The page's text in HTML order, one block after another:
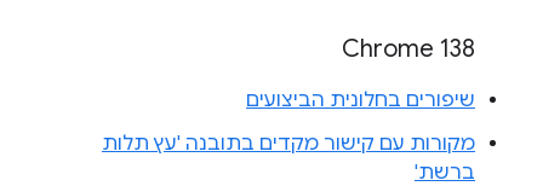
Chrome 138
שיפורים בחלונית הביצועים
מקורות עם קישור מקדים בתובנה 'עץ תלות
ברשת'